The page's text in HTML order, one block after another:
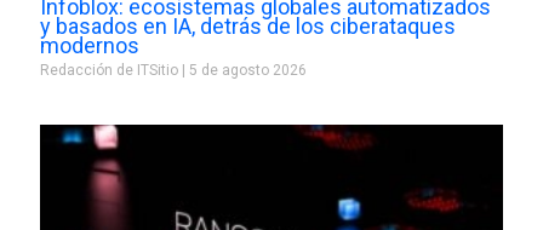
Infoblox: ecosistemas globales automatizados
y basados en IA, detrás de los ciberataques
modernos
Redacción de ITSitio 5 de agosto 2026